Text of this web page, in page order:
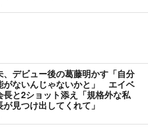
、デビュー後の葛藤明かす「自分
がないんじゃないかと」 エイベ
長と2ショット添え「規格外な私
見つけ出してくれて」